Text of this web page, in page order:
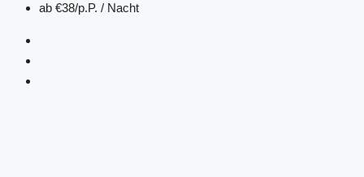
ab €38/p.P. / Nacht